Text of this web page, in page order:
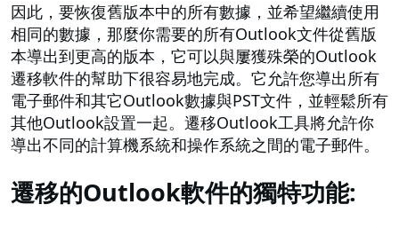
因此，要恢復舊版本中的所有數據，並希望繼續使用
相同的數據，那麼你需要的所有Outlook文件從舊版
本導出到更高的版本，它可以與屢獲殊榮的Outlook
遷移軟件的幫助下很容易地完成。它允許您導出所有
電子郵件和其它Outlook數據與PST文件，並輕鬆所有
其他Outlook設置一起。遷移Outlook工具將允許你
導出不同的計算機系統和操作系統之間的電子郵件。
遷移的Outlook軟件的獨特功能: